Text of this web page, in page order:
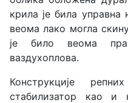
крила је била
веома лако могла
је било веома
ваздухоплова.
Конструкције
стабилизатор као и